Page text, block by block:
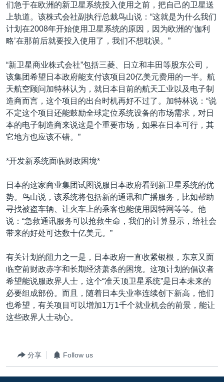
们急于在欧洲的新卫星系统投入使用之前，把自己的卫星送
上轨道。该株式会社副执行总裁鸟山说：“这就是为什么我们
计划在2008年开始使用卫星系统的原因，因为欧洲的‘伽利
略’在那前后就要投入使用了，我们不想耽误。”
“新卫星商业株式会社”包括三菱、日立和丰田等股东公司，
该集团希望日本政府能支付该项目20亿美元费用的一半。航
天航空顾问加特林认为，就日本目前的航天工业以及电子制
造商而言，这个项目的出台时机再好不过了。加特林说：“说
不定这个项目还能鼓励全球定位系统设备的市场需求，对日
本的电子制造商来说这是个重要市场，如果在日本可行，其
它地方也应该不错。”
*开发新系统面临财政困境*
日本的这家商业集团试图说服日本政府看到新卫星系统的优
势。鸟山说，该系统将包括新的通讯和广播服务，比如帮助
寻找被盗车辆、让火车上的乘客也能使用因特网等等。他
说：“急救通讯服务可以抢救生命，我们的计算显示，给社会
带来的好处可达数十亿美元。”
有关计划的阻力之一是，日本政府一直收紧银根，东京又面
临空前财政赤字和长期经济萧条的困境。这项计划的倡议者
希望能说服政界人士，这个“准天顶卫星系统”是日本未来的
必要组成部份。而且，随着日本失业率连续创下新高，他们
也希望，有关项目可以增加1万1千个就业机会的前景，能让
这些政界人士动心。
分享 Follow us